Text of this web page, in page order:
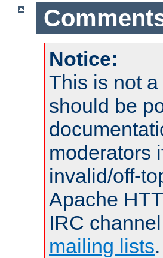
Notice:
This is not
should be
moderators
invalid/off-
Apache
IRC
mailing lists.